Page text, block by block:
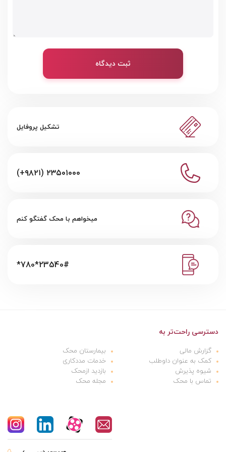
ثبت دیدگاه
تشکیل پروفایل
(+۹۸۲۱) ۲۳۵۰۱۰۰۰
میخواهم با محک گفتگو کنم
*780*23540#
دسترسی راحت‌تر به
گزارش مالی
بیمارستان محک
کمک به عنوان داوطلب
خدمات مددکاری
شیوه پذیرش
بازدید ازمحک
تماس با محک
مجله محک